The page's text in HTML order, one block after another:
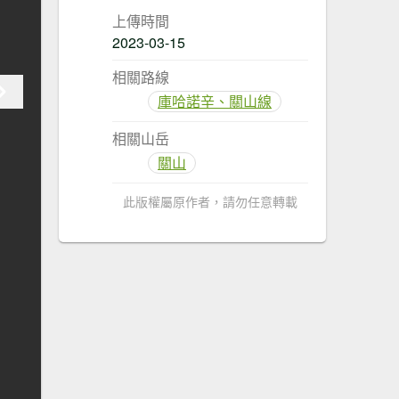
上傳時間
2023-03-15
相關路線
庫哈諾辛、關山線
相關山岳
關山
此版權屬原作者，請勿任意轉載